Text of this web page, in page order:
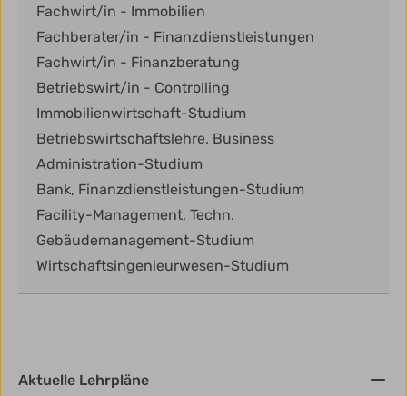
Fachwirt/in - Immobilien
Fachberater/in - Finanzdienstleistungen
Fachwirt/in - Finanzberatung
Betriebswirt/in - Controlling
Immobilienwirtschaft-Studium
Betriebswirtschaftslehre, Business
Administration-Studium
Bank, Finanzdienstleistungen-Studium
Facility-Management, Techn.
Gebäudemanagement-Studium
Wirtschaftsingenieurwesen-Studium
Aktuelle Lehrpläne